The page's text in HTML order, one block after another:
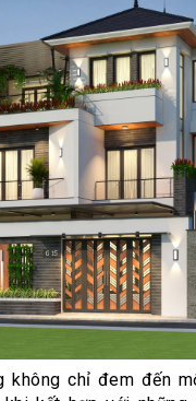
không chỉ đem đến